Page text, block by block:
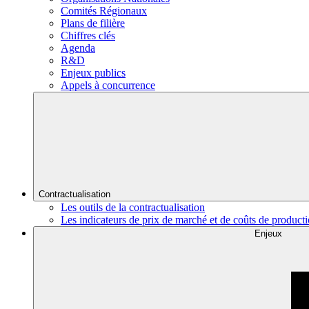
Comités Régionaux
Plans de filière
Chiffres clés
Agenda
R&D
Enjeux publics
Appels à concurrence
Contractualisation
Les outils de la contractualisation
Les indicateurs de prix de marché et de coûts de
Enjeux